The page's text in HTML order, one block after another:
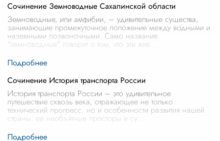
Сочинение Земноводные Сахалинской области
Земноводные, или амфибии, – удивительные существа,
занимающие промежуточное положение между водными и
наземными позвоночными. Само название
"земноводные" говорит о том, что эти жив
Сочинение История транспорта России
История транспорта России – это удивительное
путешествие сквозь века, отражающее не только
технический прогресс, но и особенности развития нашей
страны, ее необъятные просторы и су